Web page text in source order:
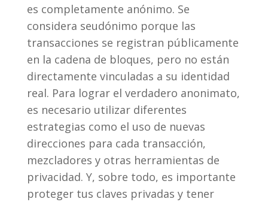
es completamente anónimo. Se
considera seudónimo porque las
transacciones se registran públicamente
en la cadena de bloques, pero no están
directamente vinculadas a su identidad
real. Para lograr el verdadero anonimato,
es necesario utilizar diferentes
estrategias como el uso de nuevas
direcciones para cada transacción,
mezcladores y otras herramientas de
privacidad. Y, sobre todo, es importante
proteger tus claves privadas y tener